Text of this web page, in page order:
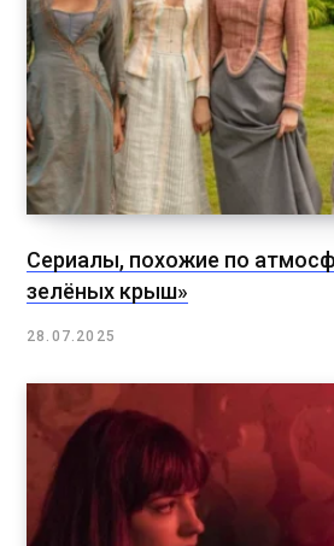
Сериалы, похожие по
зелёных крыш»
28.07.2025